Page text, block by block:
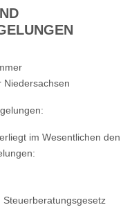
Niedersachsen
im Wesentlichen den